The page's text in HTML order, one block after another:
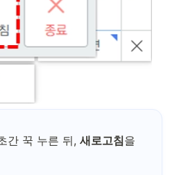
간 꾹 누른 뒤, 새로고침을